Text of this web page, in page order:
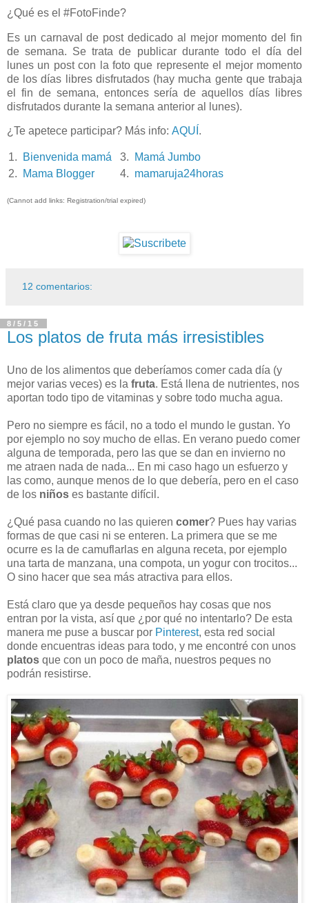
¿Qué es el #FotoFinde?
Es un carnaval de post dedicado al mejor momento del fin
de semana. Se trata de publicar durante todo el día del
lunes un post con la foto que represente el mejor momento
de los días libres disfrutados (hay mucha gente que trabaja
el fin de semana, entonces sería de aquellos días libres
disfrutados durante la semana anterior al lunes).
¿Te apetece participar? Más info: AQUÍ .
1. Bienvenida mamá 3.
Mamá Jumbo
2.
Mama Blogger 4. mamaruja24horas
(Cannot add links: Registration/trial expired)
12 comentarios:
8/5/15
Los platos de fruta más irresistibles
Uno de los alimentos que deberíamos comer cada día (y
mejor varias veces) es la fruta. Está llena de nutrientes, nos
aportan todo tipo de vitaminas y sobre todo mucha agua.
Pero no siempre es fácil, no a todo el mundo le gustan. Yo
por ejemplo no soy mucho de ellas. En verano puedo comer
alguna de temporada, pero las que se dan en invierno no
me atraen nada de nada... En mi caso hago un esfuerzo y
las como, aunque menos de lo que debería, pero en el caso
de los niños es bastante difícil.
¿Qué pasa cuando no las quieren comer? Pues hay varias
formas de que casi ni se enteren. La primera que se me
ocurre es la de camuflarlas en alguna receta, por ejemplo
una tarta de manzana, una compota, un yogur con trocitos...
O sino hacer que sea más atractiva para ellos.
Está claro que ya desde pequeños hay cosas que nos
entran por la vista, así que ¿por qué no intentarlo? De esta
manera me puse a buscar por Pinterest, esta red social
donde encuentras ideas para todo, y me encontré con unos
platos que con un poco de maña, nuestros peques no
podrán resistirse.